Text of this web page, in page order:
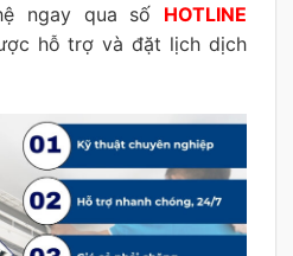
ngay qua số HOTLINE
hỗ trợ và đặt lịch dịch